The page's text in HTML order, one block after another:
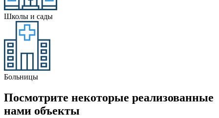
Школы и сады
Больницы
Посмотрите некоторые реализованные
нами объекты